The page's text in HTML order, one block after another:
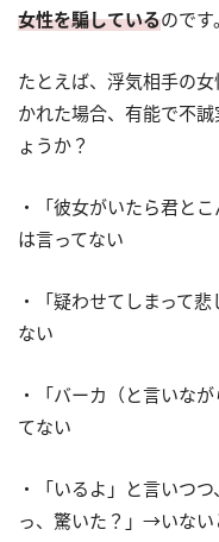
女性を騙しているのです。
たとえば、浮気相手の
かれた場合、有能で不
ょうか？
・「彼女がいたら君と
は言ってない
・「疑わせてしまって
ない
・「バーカ（と言いな
てない
・「いるよ」と言いつ
っ、驚いた？」→いない